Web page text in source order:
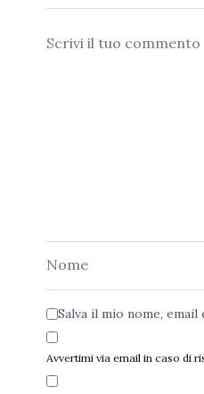
Commento
Salva il mio nome,
Avvertimi via email in caso di